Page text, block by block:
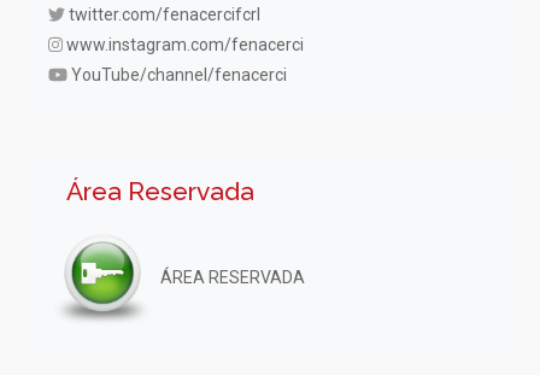
twitter.com/fenacercifcrl
www.instagram.com/fenacerci
YouTube/channel/fenacerci
Área Reservada
ÁREA RESERVADA